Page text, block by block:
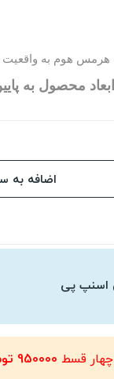
هوم به واقعیت
محصول به
اضافه به
اسنپ پی
قسط 950000 تومان